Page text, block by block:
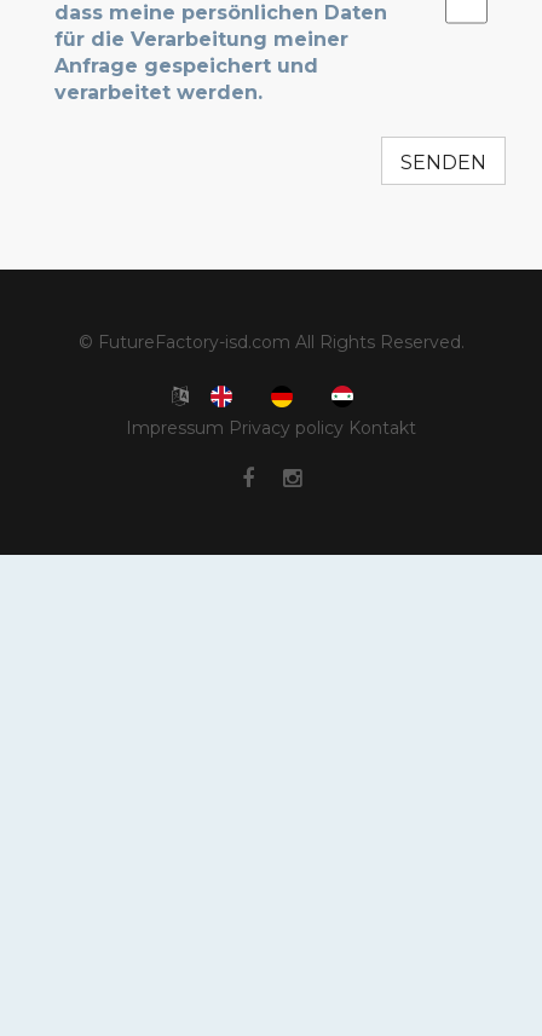
dass meine persönlichen Daten
für die Verarbeitung meiner
Anfrage gespeichert und
verarbeitet werden.
© FutureFactory-isd.com All Rights Reserved.
Impressum Privacy policy Kontakt